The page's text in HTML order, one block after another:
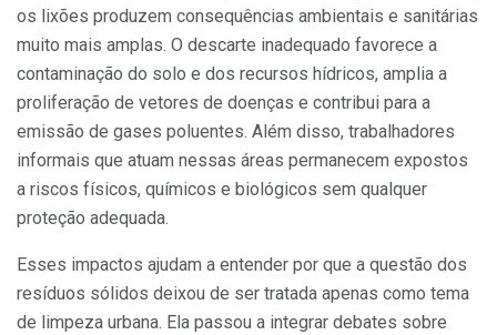
os lixões produzem consequências ambientais e sanitárias
muito mais amplas. O descarte inadequado favorece a
contaminação do solo e dos recursos hídricos, amplia a
proliferação de vetores de doenças e contribui para a
emissão de gases poluentes. Além disso, trabalhadores
informais que atuam nessas áreas permanecem expostos
a riscos físicos, químicos e biológicos sem qualquer
proteção adequada.
Esses impactos ajudam a entender por que a questão dos
resíduos sólidos deixou de ser tratada apenas como tema
de limpeza urbana. Ela passou a integrar debates sobre